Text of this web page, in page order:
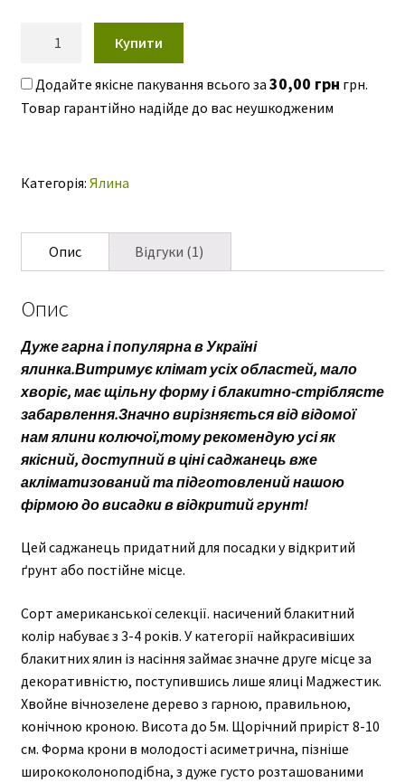
110,00 грн.
Кайбаб
Picea
Купити
Додайте якісне пакування всього за 30,00 грн грн.
Категорія: Ялина
Опис Відгуки (1)
Опис
Дуже гарна і популярна в Україні
ялинка.Витримує клімат усіх областей, мало
хворіє, має щільну форму і блакитно-стріблясте
забарвлення.Значно вирізняється від відомої
нам ялини колючої,тому рекомендую усі як
якісний, доступний в ціні саджанець вже
акліматизований та підготовлений нашою
фірмою до висадки в відкритий грунт!
Цей саджанець придатний для посадки у відкритий
ґрунт або постійне місце.
Сорт американської селекції. насичений блакитний
колір набуває з 3-4 років. У категорії найкрасивіших
блакитних ялин із насіння займає значне друге місце за
декоративністю, поступившись лише ялиці Маджестик.
Хвойне вічнозелене дерево з гарною, правильною,
конічною кроною. Висота до 5м. Щорічний приріст 8-10
см. Форма крони в молодості асиметрична, пізніше
ширококолоноподібна, з дуже густо розташованими